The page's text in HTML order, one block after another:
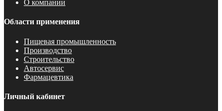
О компании
Области применения
Пищевая промышленность
Производство
Строительство
Автосервис
Фармацевтика
Личный кабинет